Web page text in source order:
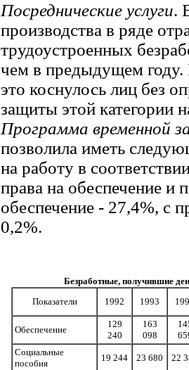
Посреднические услуги.
производства в ряде
трудоустроенных
чем в предыдущем
это коснулось лиц без
защиты этой категории
Программа временной
позволила иметь
на работу в
права на обеспечение и
обеспечение - 27,4%, с
0,2%.
Безработные, получившие
Показатели
1992 1993
Обеспечение
129
240
163
098
Социальные
пособия
19 244 23 680 22